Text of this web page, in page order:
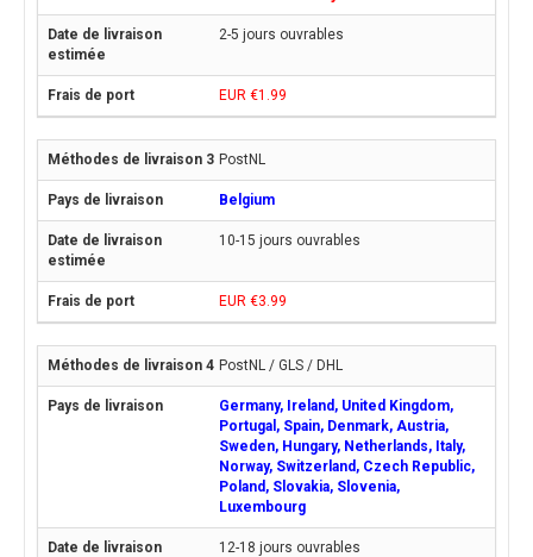
2-5 jours ouvrables
EUR €1.99
PostNL
Belgium
10-15 jours ouvrables
EUR €3.99
PostNL / GLS / DHL
Germany, Ireland, United Kingdom,
Portugal, Spain, Denmark, Austria,
Sweden, Hungary, Netherlands, Italy,
Norway, Switzerland, Czech Republic,
Poland, Slovakia, Slovenia,
Luxembourg
12-18 jours ouvrables